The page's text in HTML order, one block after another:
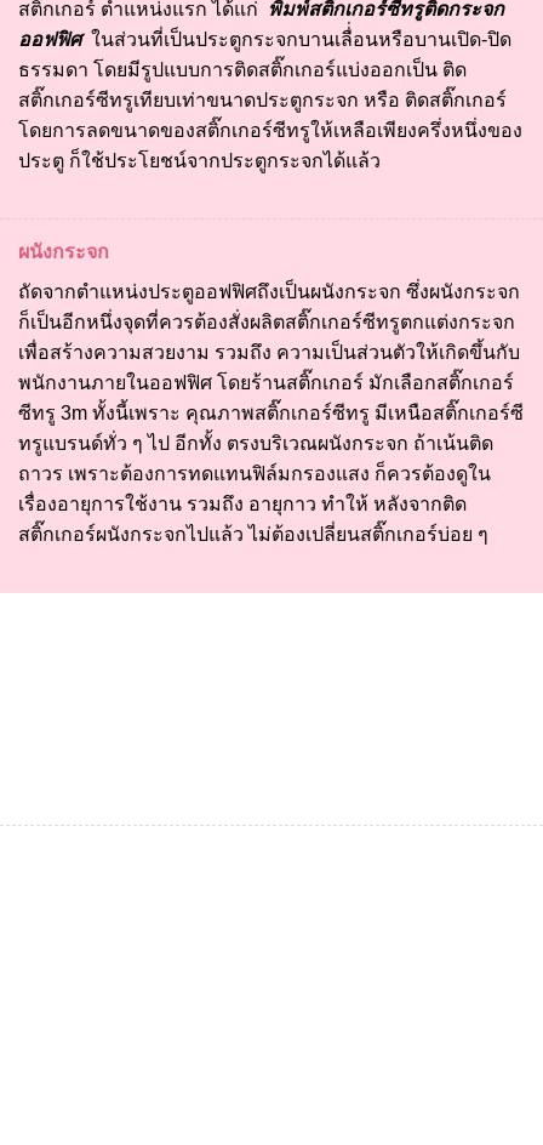
สติ๊กเกอร์ ตำแหน่งแรก ได้แก่
พิมพ์สติ๊กเกอร์ซีทรูติดกระจก
ออฟฟิศ ในส่วนที่เป็นประตูกระจกบานเลื่่อนหรือบานเปิด-ปิด
ธรรมดา โดยมีรูปแบบการติดสติ๊กเกอร์แบ่งออกเป็น ติด
สติ๊กเกอร์ซีทรูเทียบเท่าขนาดประตูกระจก หรือ ติดสติ๊กเกอร์
โดยการลดขนาดของสติ๊กเกอร์ซีทรูให้เหลือเพียงครึ่งหนึ่งของ
ประตู ก็ใช้ประโยชน์จากประตูกระจกได้แล้ว
ผนังกระจก
ถัดจากตำแหน่งประตูออฟฟิศถึงเป็นผนังกระจก ซึ่งผนังกระจก
ก็เป็นอีกหนึ่งจุดที่ควรต้องสั่งผลิตสติ๊กเกอร์ซีทรูตกแต่งกระจก
เพื่อสร้างความสวยงาม รวมถึง ความเป็นส่วนตัวให้เกิดขึ้นกับ
พนักงานภายในออฟฟิศ โดยร้านสติ๊กเกอร์ มักเลือกสติ๊กเกอร์
ซีทรู 3m ทั้งนี้เพราะ คุณภาพสติ๊กเกอร์ซีทรู มีเหนือสติ๊กเกอร์ซี
ทรูแบรนด์ทั่ว ๆ ไป อีกทั้ง ตรงบริเวณผนังกระจก ถ้าเน้นติด
ถาวร เพราะต้องการทดแทนฟิล์มกรองแสง ก็ควรต้องดูใน
เรื่องอายุการใช้งาน รวมถึง อายุกาว ทำให้ หลังจากติด
สติ๊กเกอร์ผนังกระจกไปแล้ว ไม่ต้องเปลี่ยนสติ๊กเกอร์บ่อย ๆ